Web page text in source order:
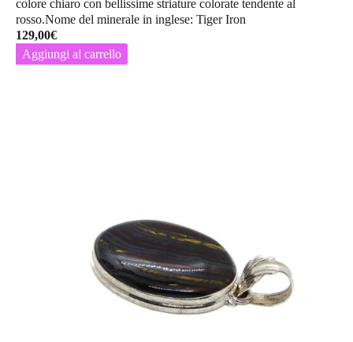
colore chiaro con bellissime striature colorate tendente al
rosso.Nome del minerale in inglese: Tiger Iron
129,00€
Aggiungi al carrello